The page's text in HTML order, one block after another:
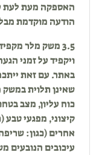
האספקה מעת לעת
הודעה מוקדמת
3.5 משק מלר
ויקפיד על זמני
באתר. עם זאת
שאינן תלוית במשק
כוח עליון, מצב
קיצוני, מפגעי טבע
אחרים (כגון:
עיכובים הנובעים